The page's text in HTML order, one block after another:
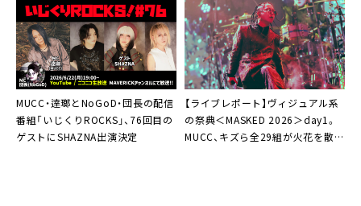
オ生出演
いよ」
MUCC・逹瑯とNoGoD・団長の配信
番組「いじくりROCKS」、76回目の
ゲストにSHAZNA出演決定
【ライブレポート】ヴィジュアル系
の祭典＜MASKED 2026＞day1。
MUCC、キズら全29組が火花を散ら